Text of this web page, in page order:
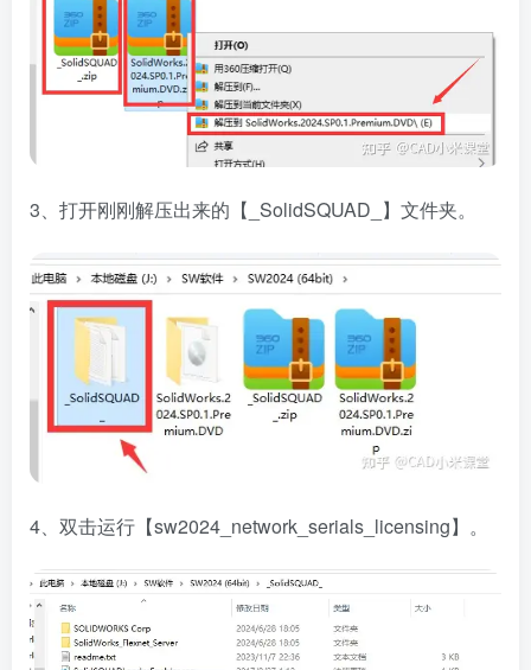
3、打开刚刚解压出来的【_SolidSQUAD_】文件夹。
4、双击运行【sw2024_network_serials_licensing】。